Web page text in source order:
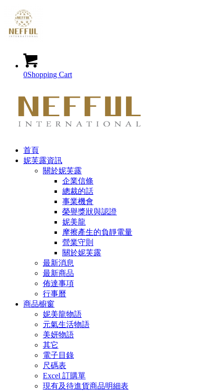
0Shopping Cart
首頁
妮芙露資訊
關於妮芙露
企業信條
總裁的話
事業機會
榮譽獎狀與認證
妮美龍
摩擦產生的負靜電量
營業守則
關於妮芙露
最新消息
最新商品
佈達事項
行事曆
商品櫥窗
妮美龍物語
元氣生活物語
美妍物語
其它
電子目錄
尺碼表
Excel 訂購單
現有及待進貨商品明細表